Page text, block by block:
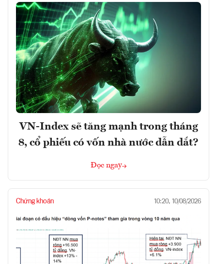
VN-Index sẽ tăng mạnh trong tháng
8, cổ phiếu có vốn nhà nước dẫn dắt?
Đọc ngay
Chứng khoán 10:20, 10/08/2026